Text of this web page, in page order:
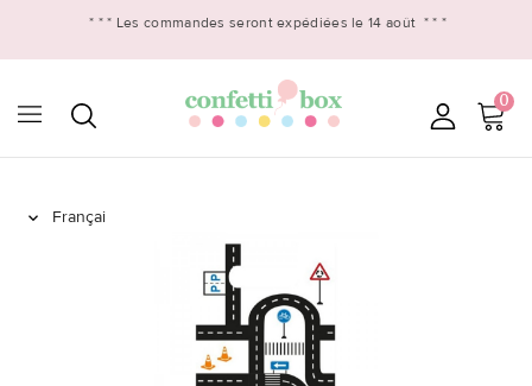
* * * Les commandes seront expédiées le 14 août * * *
0
